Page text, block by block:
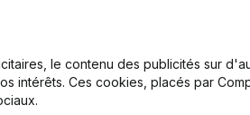
(NL)
le contenu des publicités sur
intérêts. Ces cookies, placés par